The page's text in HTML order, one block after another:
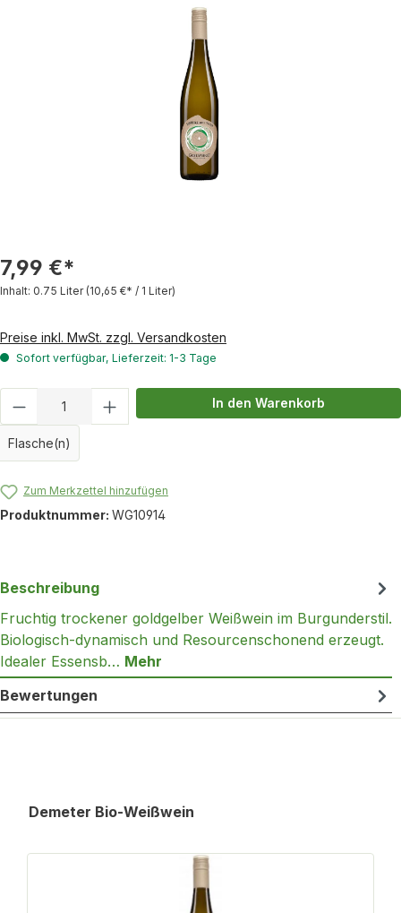
7,99 €*
Inhalt: 0.75 Liter (10,65 €* / 1 Liter)
Preise inkl. MwSt. zzgl. Versandkosten
Sofort verfügbar, Lieferzeit: 1-3 Tage
Produkt Anzahl: Gib den gewünschten
Flasche(n)
In den Warenkorb
Zum Merkzettel hinzufügen
Produktnummer: WG10914
Beschreibung
Fruchtig trockener goldgelber Weißwein im Burgunderstil.
Biologisch-dynamisch und Resourcenschonend erzeugt.
Idealer Essensb… Mehr
Bewertungen
Produktgalerie überspringen
Demeter Bio-Weißwein